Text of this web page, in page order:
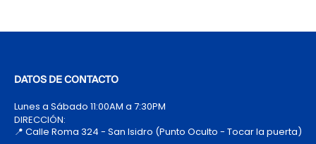
DATOS DE CONTACTO
Lunes a Sábado 11:00AM a 7:30PM
DIRECCIÓN:
📍 Calle Roma 324 - San Isidro (Punto Oculto - Tocar la puerta)